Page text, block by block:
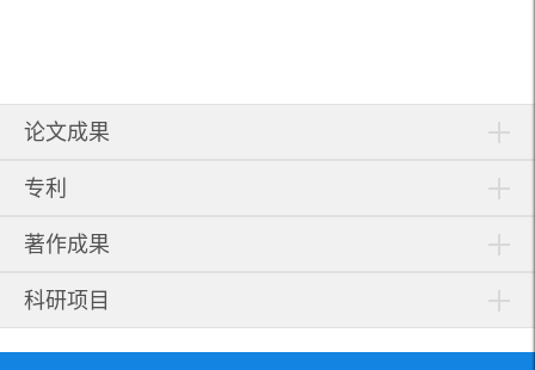
论文成果
专利
著作成果
科研项目